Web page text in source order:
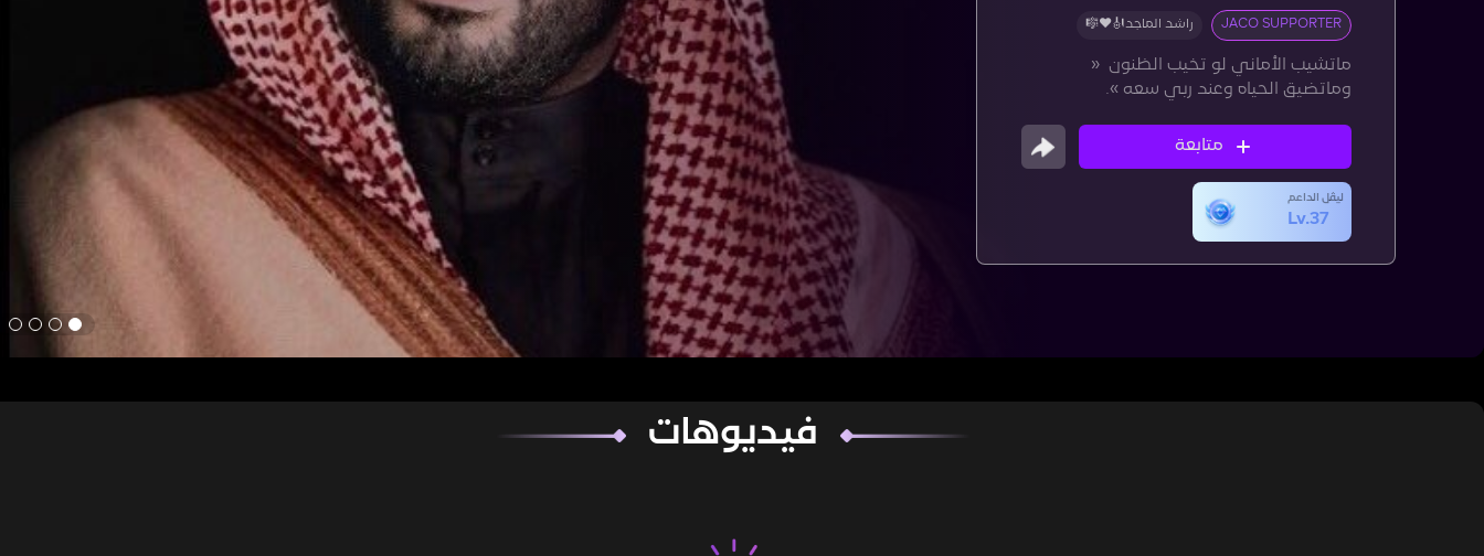
JACO SUPPORTER راشد الماجد🎻♥️🎼
ماتشيب الأماني لو تخيب الظنون ‏ «
وماتضيق الحياه وعند ربي سعه ».
متابعة
ليڤل الداعم
Lv.37
فيديوهات